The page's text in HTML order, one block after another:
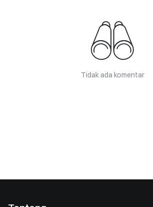
Tidak ada komentar